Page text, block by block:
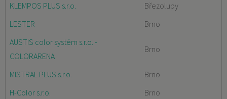
KLEMPOS PLUS s.r.o.
Březolupy
LESTER
Brno
AUSTIS color systém s.r.o. -
COLORARENA
Brno
MISTRAL PLUS s.r.o.
Brno
H-Color s.r.o.
Brno